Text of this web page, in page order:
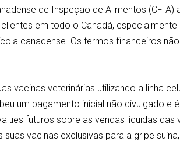
de Inspeção de Alimentos (CFIA)
em todo o Canadá, especialmente
canadense. Os termos financeiros
vacinas veterinárias utilizando a linha
um pagamento inicial não divulgado e
futuros sobre as vendas líquidas das
vacinas exclusivas para a gripe